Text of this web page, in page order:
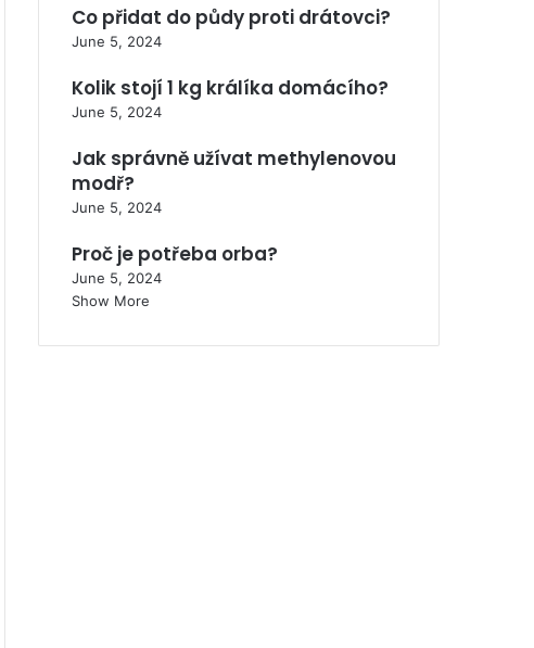
Co přidat do půdy proti drátovci?
June 5, 2024
Kolik stojí 1 kg králíka domácího?
June 5, 2024
Jak správně užívat methylenovou
modř?
June 5, 2024
Proč je potřeba orba?
June 5, 2024
Show More